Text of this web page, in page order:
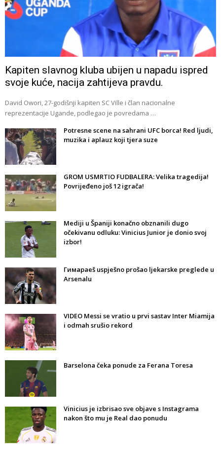
Kapiten slavnog kluba ubijen u napadu ispred
svoje kuće, nacija zahtijeva pravdu.
David Owori, 27-godišnji kapiten SC Ville i član nacionalne
reprezentacije Ugande, podlegao je povredama …
Potresne scene na sahrani UFC borca! Red ljudi,
muzika i aplauz koji tjera suze
GROM USMRTIO FUDBALERA: Velika tragedija!
Povrijeđeno još 12 igrača!
Mediji u Španiji konačno obznanili dugo
očekivanu odluku: Vinicius Junior je donio svoj
izbor!
Гимараeš uspješno prošao ljekarske preglede u
Arsenalu
VIDEO Messi se vratio u prvi sastav Inter Miamija
i odmah srušio rekord
Barselona čeka ponude za Ferana Toresa
Vinicius je izbrisao sve objave s Instagrama
nakon što mu je Real dao ponudu